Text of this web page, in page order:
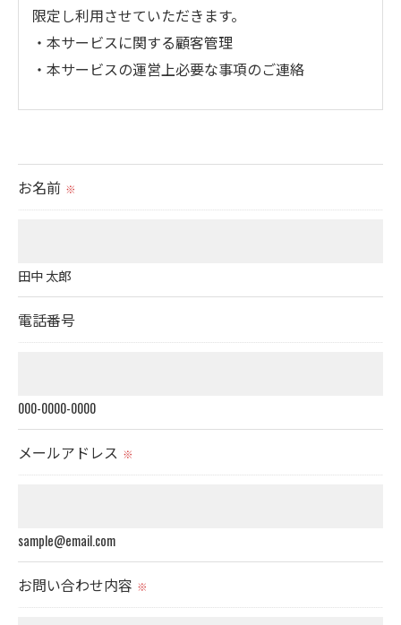
限定し利用させていただきます。
・本サービスに関する顧客管理
・本サービスの運営上必要な事項のご連絡
られた場合を除き、
＜個人情報の委託について＞
当社では、利用目的の達成に必要な範囲において、
個人情報を外部に委託する場合があります。
＜個人情報の安全管理＞
当社では、個人情報の漏洩等がなされないよう、適
＜個人情報を与えなかった場合に生じる結果＞
必要な情報を頂けない場合は、それに対応した当社
のサービスをご提供できない場合がございますので
お名前 ※
田中 太郎
電話番号
000-0000-0000
メールアドレス ※
sample@email.com
お問い合わせ内容 ※